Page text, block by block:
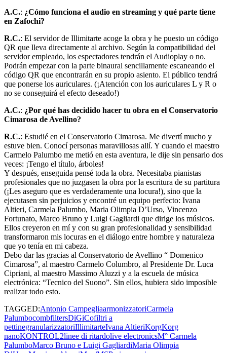
A.C.: ¿Cómo funciona el audio en streaming y qué parte tiene
en Zafochi?
R.C.: El servidor de Illimitarte acoge la obra y he puesto un código
QR que lleva directamente al archivo. Según la compatibilidad del
servidor empleado, los espectadores tendrán el Audioplay o no.
Podrán empezar con la parte binaural sencillamente escaneando el
código QR que encontrarán en su propio asiento. El público tendrá
que ponerse los auriculares. (¡Atención con los auriculares L y R o
no se conseguirá el efecto deseado!)
A.C.: ¿Por qué has decidido hacer tu obra en el Conservatorio
Cimarosa de Avellino?
R.C.: Estudié en el Conservatorio Cimarosa. Me divertí mucho y
estuve bien. Conocí personas maravillosas allí. Y cuando el maestro
Carmelo Palumbo me metió en esta aventura, le dije sin pensarlo dos
veces: ¡Tengo el título, árboles!
Y después, enseguida pensé toda la obra. Necesitaba pianistas
profesionales que no juzgasen la obra por la escritura de su partitura
(¡Les aseguro que es verdaderamente una locura!), sino que la
ejecutasen sin perjuicios y encontré un equipo perfecto: Ivana
Altieri, Carmela Palumbo, Maria Olimpia D’Urso, Vincenzo
Fortunato, Marco Bruno y Luigi Gagliardi que dirige los músicos.
Ellos creyeron en mí y con su gran profesionalidad y sensibilidad
transformaron mis locuras en el diálogo entre hombre y naturaleza
que yo tenía en mi cabeza.
Debo dar las gracias al Conservatorio de Avellino “ Domenico
Cimarosa”, al maestro Carmelo Columbro, al Presidente Dr. Luca
Cipriani, al maestro Massimo Aluzzi y a la escuela de música
electrónica: “Tecnico del Suono”. Sin ellos, hubiera sido imposible
realizar todo esto.
TAGGED:Antonio CampegliaarmonizzatoriCarmela
PalumbocombfiltersDiGiCofiltri a
pettinegranularizzatoriIllimitarteIvana AltieriKorgKorg
nanoKONTROL2linee di ritardolive electronicsM° Carmela
PalumboMarco Bruno e Luigi GagliardiMaria Olimpia